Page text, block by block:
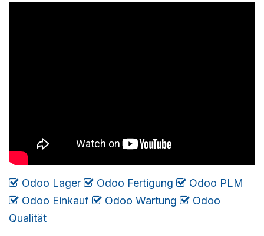
Odoo Lager Odoo Fertigung Odoo PLM
Odoo Einkauf
Odoo Wartung
Odoo
Qualität